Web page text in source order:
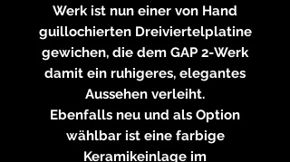
Werk ist nun einer von Hand
guillochierten Dreiviertelplatine
gewichen, die dem GAP 2-Werk
damit ein ruhigeres, elegantes
Aussehen verleiht.
Ebenfalls neu und als Option
wählbar ist eine farbige
Keramikeinlage im